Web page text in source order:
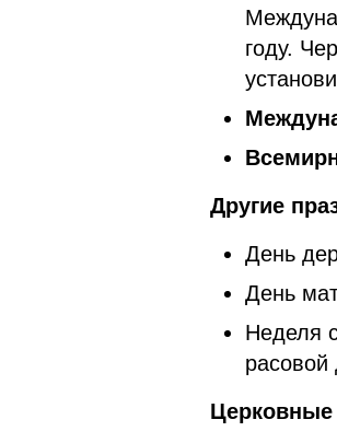
году.
Другие
День
День
Неделя
расовой
Церковные